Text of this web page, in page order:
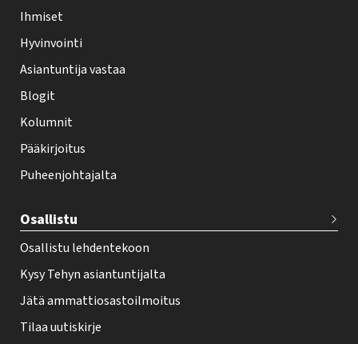
e
h
t
i
f
o
t
r
Ihmiset
Hyvinvointi
Asiantuntija vastaa
Blogit
Kolumnit
Pääkirjoitus
Puheenjohtajalta
Osallistu
Osallistu lehdentekoon
Kysy Tehyn asiantuntijalta
Jätä ammattiosastoilmoitus
Tilaa uutiskirje